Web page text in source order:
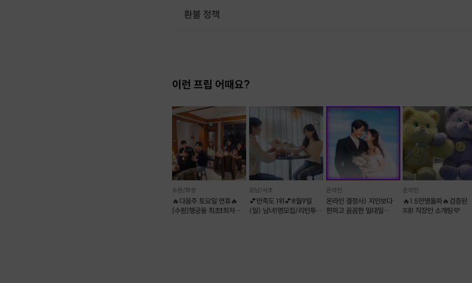
환불 정책
이런 프립 어때요?
수원/화성
🔥다음주 토요일 연휴🔥
[수원]행궁동 최초❗️최저가❗️
강남/서초
💕만족도 1위💕8월9일
(일) 남녀1명모집/리턴투미
온라인
온라인 결정사) 지인보다
편하고 꼼꼼한 일대일
온라인
🔥1.5만명돌파🔥검증된
1대1 직장인 소개팅💜